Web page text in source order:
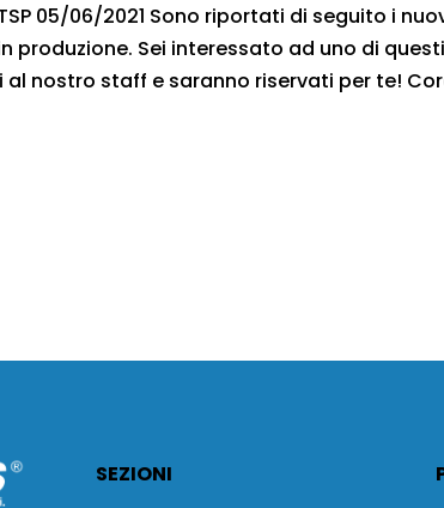
05/06/2021 Sono riportati di seguito i
Sei interessato ad uno di
al nostro staff e saranno riservati per te!
SEZIONI